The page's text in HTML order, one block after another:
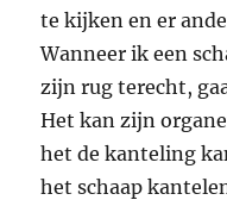
te kijken en er
Wanneer ik een
zijn rug terecht,
Het kan zijn
het de kanteling
het schaap